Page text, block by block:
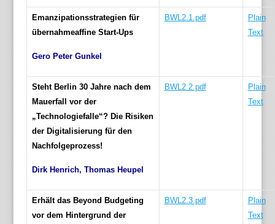
Emanzipationsstrategien für
übernahmeaffine Start-Ups
Gero Peter Gunkel
BWL2.1.pdf
Plain
Text
Steht Berlin 30 Jahre nach dem
Mauerfall vor der
„Technologiefalle“? Die Risiken
der Digitalisierung für den
Nachfolgeprozess!
Dirk Henrich, Thomas Heupel
BWL2.2.pdf
Plain
Text
Erhält das Beyond Budgeting
vor dem Hintergrund der
BWL2.3.pdf
Plain
Text